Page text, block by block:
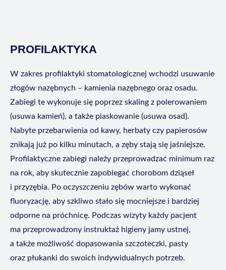
PROFILAKTYKA
W zakres profilaktyki stomatologicznej wchodzi usuwanie
złogów nazębnych – kamienia nazębnego oraz osadu.
Zabiegi te wykonuje się poprzez skaling z polerowaniem
(usuwa kamień), a także piaskowanie (usuwa osad).
Nabyte przebarwienia od kawy, herbaty czy papierosów
znikają już po kilku minutach, a zęby stają się jaśniejsze.
Profilaktyczne zabiegi należy przeprowadzać minimum raz
na rok, aby skutecznie zapobiegać chorobom dziąseł
i przyzębia. Po oczyszczeniu zębów warto wykonać
fluoryzację, aby szkliwo stało się mocniejsze i bardziej
odporne na próchnicę. Podczas wizyty każdy pacjent
ma przeprowadzony instruktaż higieny jamy ustnej,
a także możliwość dopasowania szczoteczki, pasty
oraz płukanki do swoich indywidualnych potrzeb.